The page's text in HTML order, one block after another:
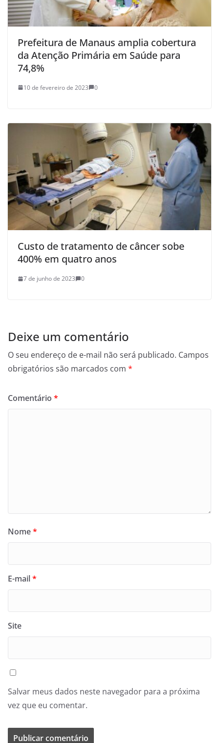
Prefeitura de Manaus amplia cobertura
da Atenção Primária em Saúde para
74,8%
10 de fevereiro de 2023 0
Custo de tratamento de câncer sobe
400% em quatro anos
7 de junho de 2023 0
Deixe um comentário
O seu endereço de e-mail não será publicado. Campos
obrigatórios são marcados com *
Comentário *
Nome*
E-mail*
Site
Salvar meus dados neste navegador para a próxima
vez que eu comentar.